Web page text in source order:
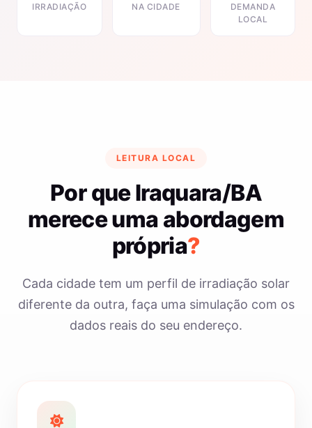
IRRADIAÇÃO
NA CIDADE
DEMANDA
LOCAL
LEITURA LOCAL
Por que Iraquara/BA
merece uma abordagem
própria?
Cada cidade tem um perfil de irradiação solar
diferente da outra, faça uma simulação com os
dados reais do seu endereço.